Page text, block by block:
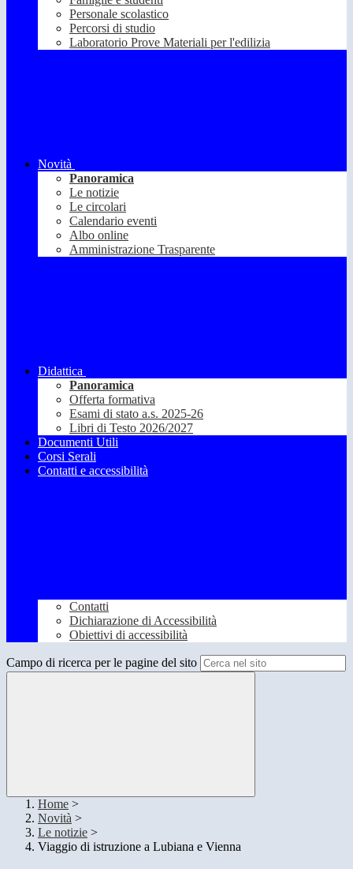
Personale scolastico
Percorsi di studio
Laboratorio Prove Materiali per l'edilizia
Novità
Panoramica
Le notizie
Le circolari
Calendario eventi
Albo online
Amministrazione Trasparente
Didattica
Panoramica
Offerta formativa
Esami di stato a.s. 2025-26
Libri di Testo 2026/2027
Documenti Utili
Corsi Serali
Contatti e accessibilità
Contatti
Dichiarazione di Accessibilità
Obiettivi di accessibilità
Campo di ricerca per le pagine del sito
Home >
Novità >
Le notizie >
Viaggio di istruzione a Lubiana e Vienna